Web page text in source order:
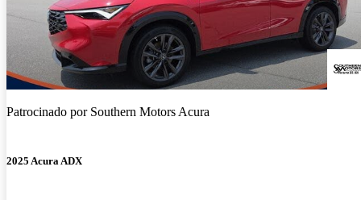
Patrocinado por Southern Motors Acura
2025 Acura ADX